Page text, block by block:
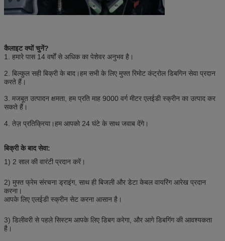
कैलाइट क्यों चुनें?
1. हमारे पास 14 वर्षों से अधिक का पेशेवर अनुभव है।
2. बिल्कुल सही बिक्री के बाद।हम सभी के लिए मुफ्त रिमोट कंट्रोल डिबगिन सेवा प्रदान
करते हैं।
3. मजबूत उत्पादन क्षमता, हम प्रति माह 9000 वर्ग मीटर एलईडी स्क्रीन का उत्पाद कर
सकते हैं।
4. तेज़ प्रतिक्रिया।हम आपको 24 घंटे के साथ जवाब देंगे।
बिक्री के बाद सेवा:
1) 2 साल की वारंटी प्रदान करें।
2) मुफ्त फ्रेम संरचना ड्राइंग, साथ ही बिजली और डेटा केबल वायरिंग आरेख प्रदान
करना।
आपके लिए एलईडी स्क्रीन सेट करना आसान है।
3) डिलीवरी से पहले सिस्टम आपके लिए डिबग करेगा, और आगे डिबगिंग की आवश्यकता
है।